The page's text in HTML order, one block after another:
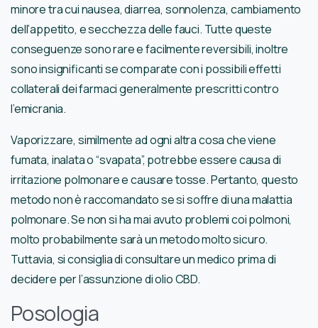
minore tra cui nausea, diarrea, sonnolenza, cambiamento
dell’appetito, e secchezza delle fauci. Tutte queste
conseguenze sono rare e facilmente reversibili, inoltre
sono insignificanti se comparate con i possibili effetti
collaterali dei farmaci generalmente prescritti contro
l’emicrania.
Vaporizzare, similmente ad ogni altra cosa che viene
fumata, inalata o “svapata”, potrebbe essere causa di
irritazione polmonare e causare tosse. Pertanto, questo
metodo non è raccomandato se si soffre di una malattia
polmonare. Se non si ha mai avuto problemi coi polmoni,
molto probabilmente sarà un metodo molto sicuro.
Tuttavia, si consiglia di consultare un medico prima di
decidere per l’assunzione di olio CBD.
Posologia